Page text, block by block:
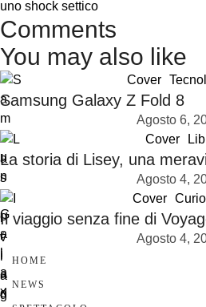
Comments
You may also like
Cover
Samsung Galaxy Z Fold 8
Agosto 6,
Cover
La storia di Lisey, una
Agosto 4,
Cover
Il viaggio senza fine di
Agosto 4,
HOME
NEWS